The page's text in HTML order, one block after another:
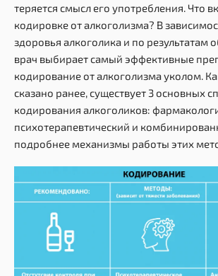
теряется смысл его употребления. Что
кодировке от алкоголизма? В
здоровья алкоголика и по результатам
врач выбирает самый эффективные
кодирование от алкоголизма уколом.
сказано ранее, существует 3 основных
кодирования алкоголиков:
психотерапевтический и
подробнее механизмы работы этих